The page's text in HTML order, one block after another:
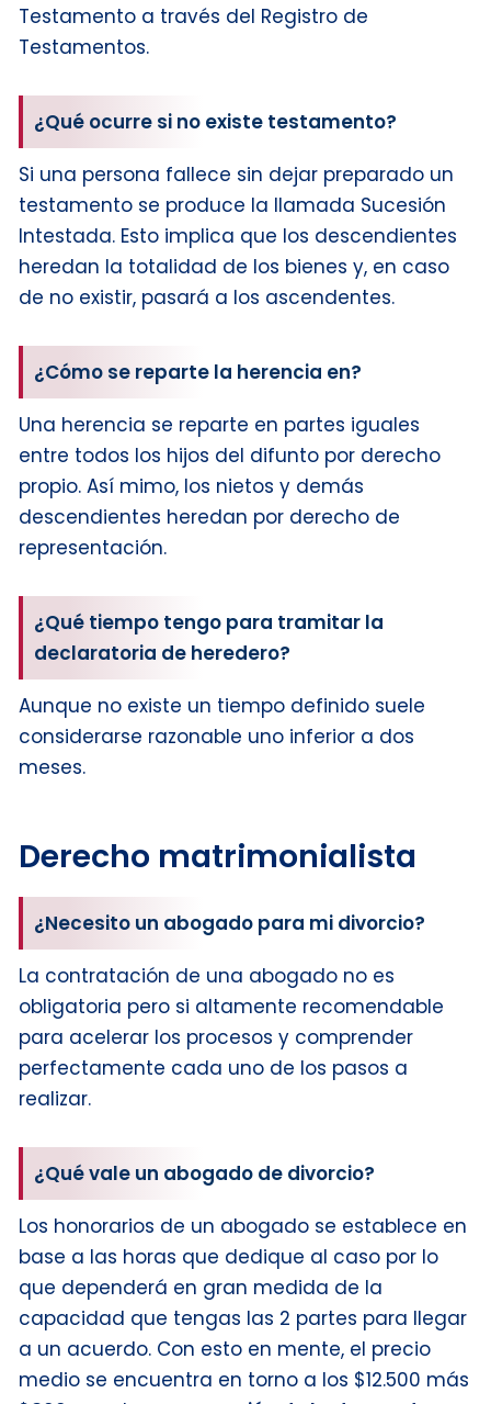
Testamento a través del Registro de
Testamentos.
¿Qué ocurre si no existe testamento?
Si una persona fallece sin dejar preparado un
testamento se produce la llamada Sucesión
Intestada. Esto implica que los descendientes
heredan la totalidad de los bienes y, en caso
de no existir, pasará a los ascendentes.
¿Cómo se reparte la herencia en?
Una herencia se reparte en partes iguales
entre todos los hijos del difunto por derecho
propio. Así mimo, los nietos y demás
descendientes heredan por derecho de
representación.
¿Qué tiempo tengo para tramitar la
declaratoria de heredero?
Aunque no existe un tiempo definido suele
considerarse razonable uno inferior a dos
meses.
Derecho matrimonialista
¿Necesito un abogado para mi divorcio?
La contratación de una abogado no es
obligatoria pero si altamente recomendable
para acelerar los procesos y comprender
perfectamente cada uno de los pasos a
realizar.
¿Qué vale un abogado de divorcio?
Los honorarios de un abogado se establece en
base a las horas que dedique al caso por lo
que dependerá en gran medida de la
capacidad que tengas las 2 partes para llegar
a un acuerdo. Con esto en mente, el precio
medio se encuentra en torno a los $12.500 más